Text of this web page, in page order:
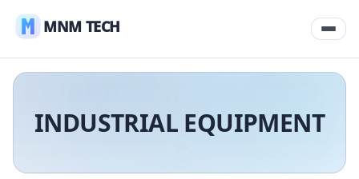
MNM TECH
INDUSTRIAL EQUIPMENT